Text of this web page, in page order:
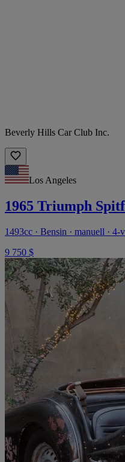
Beverly Hills Car Club Inc.
Los Angeles
1965 Triumph
1493cc · Bensin · manuell · 4-
9 750 $